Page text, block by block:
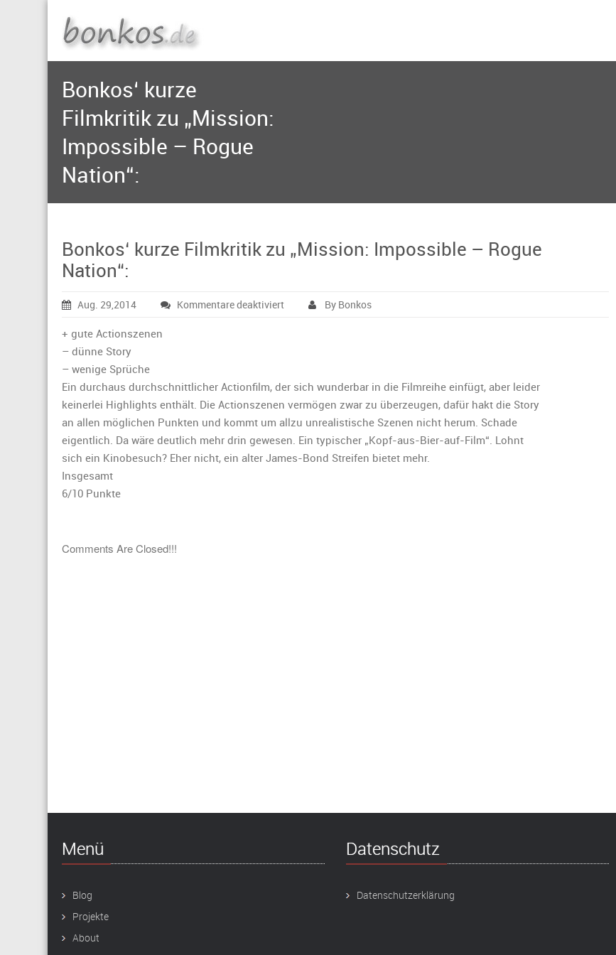
Bonkos‘ kurze
Filmkritik zu „Mission:
Impossible – Rogue
Nation“:
Bonkos‘ kurze Filmkritik zu „Mission: Impossible – Rogue
Nation“:
Aug. 29,2014 Kommentare deaktiviertfür
Impossible
–
Rogue
Nation“:
By Bonkos
+ gute Actionszenen
– dünne Story
– wenige Sprüche
Ein durchaus durchschnittlicher Actionfilm, der sich wunderbar in die Filmreihe einfügt, aber leider
keinerlei Highlights enthält. Die Actionszenen vermögen zwar zu überzeugen, dafür hakt die Story
an allen möglichen Punkten und kommt um allzu unrealistische Szenen nicht herum. Schade
eigentlich. Da wäre deutlich mehr drin gewesen. Ein typischer „Kopf-aus-Bier-auf-Film“. Lohnt
sich ein Kinobesuch? Eher nicht, ein alter James-Bond Streifen bietet mehr.
Insgesamt
6/10 Punkte
Comments Are Closed!!!
Menü
Blog
Projekte
About
Datenschutz
Datenschutzerklärung